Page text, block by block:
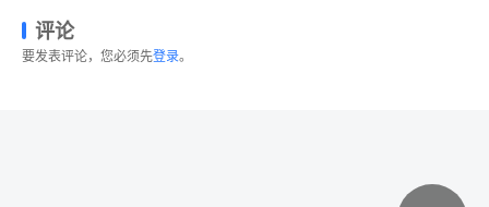
评论
要发表评论，您必须先登录。